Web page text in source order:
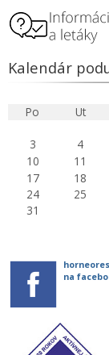
Kalendár
Po
Ut
3
4
10
11
17
18
24
25
31
na